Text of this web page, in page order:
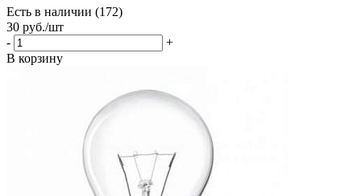
Есть в наличии (172)
30 руб./шт
-
+
В корзину